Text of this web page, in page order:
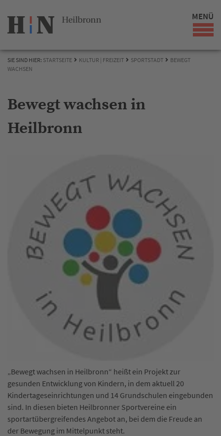
MENÜ
SIE SIND HIER: STARTSEITE KULTUR | FREIZEIT SPORTSTADT
BEWEGT
WACHSEN
Bewegt wachsen in
Heilbronn
„Bewegt wachsen in Heilbronn“ heißt ein Projekt zur
gesunden Entwicklung von Kindern, in dem aktuell 20
Kindertageseinrichtungen und 14 Grundschulen eingebunden
sind. In diesen bieten Heilbronner Sportvereine ein
sportartübergreifendes Angebot an, bei dem die Freude an
der Bewegung im Mittelpunkt steht.